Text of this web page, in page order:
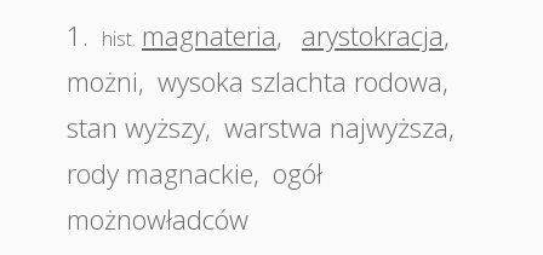
1.
hist. magnateria, arystokracja,
możni, wysoka szlachta rodowa,
stan wyższy, warstwa najwyższa,
rody magnackie, ogół
możnowładców